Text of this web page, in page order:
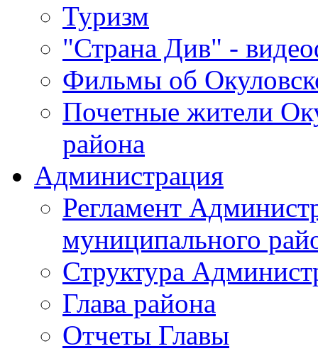
Туризм
"Страна Див" -
Фильмы об
Почетные жители
района
Администрация
Регламент
муниципального
Структура
Глава района
Отчеты Главы